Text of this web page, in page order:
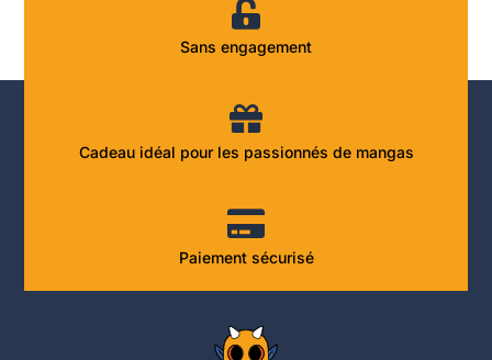
Sans engagement
Cadeau idéal pour les passionnés de mangas
Paiement sécurisé